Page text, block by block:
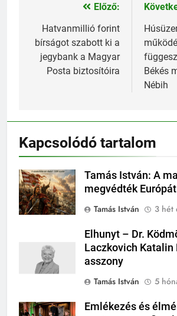
Bejegyzés
navigáció
Előző:
Hatvanmillió forint
bírságot szabott ki a
jegybank a Magyar
Posta biztosítóira
Békés
Nébih
Kapcsolódó tartalom
Tamás István: A
megvédték Európát
Tamás István
3 hét
Elhunyt – Dr.
Laczkovich Katalin
asszony
Tamás István
5
Emlékezés és